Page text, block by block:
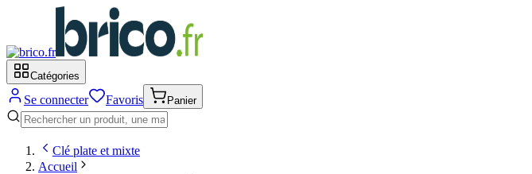
Catégories
Se connecter Favoris Panier
Clé plate et mixte
Accueil